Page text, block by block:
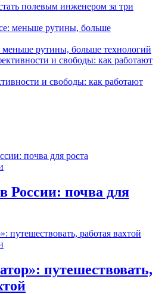
полевым инженером за три
меньше рутины, больше технологий
и свободы: как работают
России: почва для
путешествовать,